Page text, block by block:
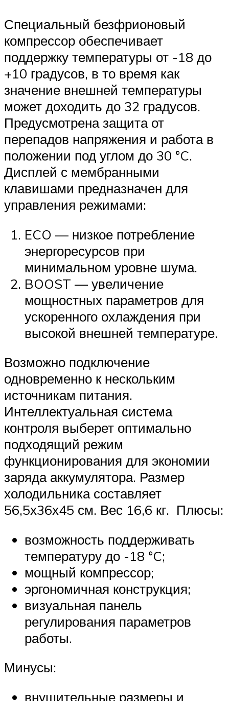
Специальный безфрионовый
компрессор обеспечивает
поддержку температуры от -18 до
+10 градусов, в то время как
значение внешней температуры
может доходить до 32 градусов.
Предусмотрена защита от
перепадов напряжения и работа в
положении под углом до 30 °C.
Дисплей с мембранными
клавишами предназначен для
управления режимами:
ECO — низкое потребление
энергоресурсов при
минимальном уровне шума.
BOOST — увеличение
мощностных параметров для
ускоренного охлаждения при
высокой внешней температуре.
Возможно подключение
одновременно к нескольким
источникам питания.
Интеллектуальная система
контроля выберет оптимально
подходящий режим
функционирования для экономии
заряда аккумулятора. Размер
холодильника составляет
56,5х36х45 см. Вес 16,6 кг. Плюсы:
возможность поддерживать
температуру до -18 °C;
мощный компрессор;
эргономичная конструкция;
визуальная панель
регулирования параметров
работы.
Минусы:
внушительные размеры и